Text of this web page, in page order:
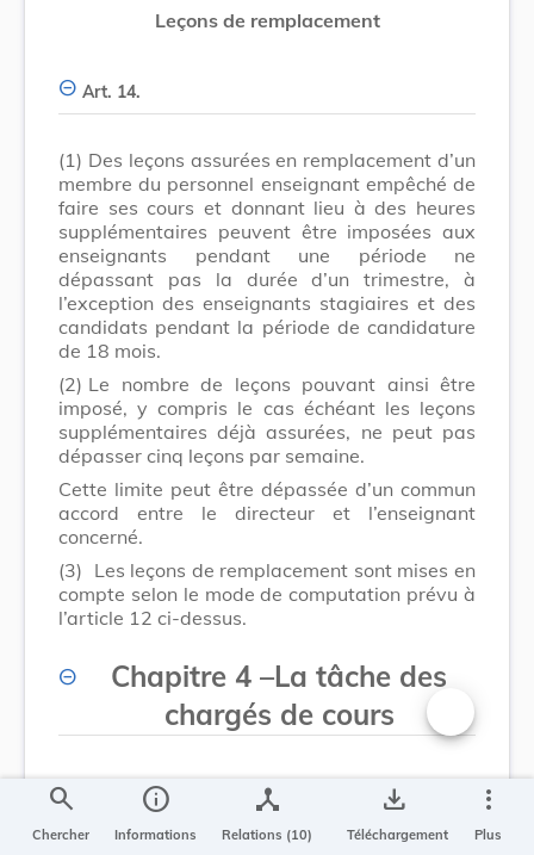
Leçons de remplacement
Art. 14.
(1) Des leçons assurées en remplacement d’un
membre du personnel enseignant empêché de
faire ses cours et donnant lieu à des heures
supplémentaires peuvent être imposées aux
enseignants pendant une période ne
dépassant pas la durée d’un trimestre, à
l’exception des enseignants stagiaires et des
candidats pendant la période de candidature
de 18 mois.
(2) Le nombre de leçons pouvant ainsi être
imposé, y compris le cas échéant les leçons
supplémentaires déjà assurées, ne peut pas
dépasser cinq leçons par semaine.
Cette limite peut être dépassée d’un commun
accord entre le directeur et l’enseignant
concerné.
(3) Les leçons de remplacement sont mises en
compte selon le mode de computation prévu à
l’article 12 ci-dessus.
Chapitre 4 –La tâche des
chargés de cours
Changer la
search
Chercher
info
Informations
device_hub
Relations (10)
save_alt
Téléchargement
more_vert
Plus